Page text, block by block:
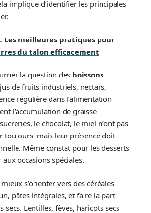
implique d’identifier les principales
Les meilleures pratiques pour
du talon efficacement
la question des boissons
de fruits industriels, nectars,
régulière dans l’alimentation
l’accumulation de graisse
le chocolat, le miel n’ont pas
toujours, mais leur présence doit
Même constat pour les desserts
aux occasions spéciales.
s’orienter vers des céréales
pâtes intégrales, et faire la part
secs. Lentilles, fèves, haricots secs